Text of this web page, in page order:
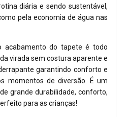
diária e sendo sustentável,
pela economia de água nas
acabamento do tapete é todo
virada sem costura aparente e
garantindo conforto e
momentos de diversão. É um
grande durabilidade, conforto,
para as crianças!